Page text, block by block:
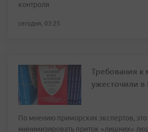
контроля
сегодня, 03:25
Требования к
ужесточили в
По мнению приморских экспертов, это
минимизировать приток «лишних»